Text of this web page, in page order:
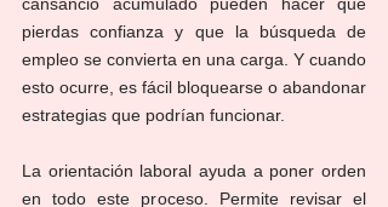
pierdas confianza y que la búsqueda de
empleo se convierta en una carga. Y cuando
esto ocurre, es fácil bloquearse o abandonar
estrategias que podrían funcionar.
La orientación laboral ayuda a poner orden
en todo este proceso. Permite revisar el